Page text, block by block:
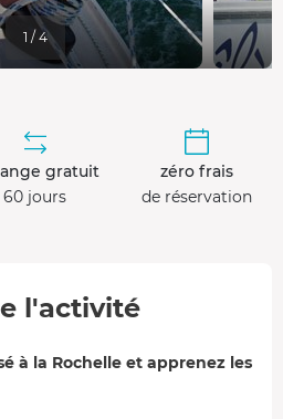
1 / 4
gratuit
60 jours
zéro frais
de réservation
l'activité
à la Rochelle et apprenez les